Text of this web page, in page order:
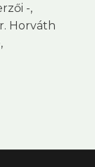
-,
Horváth